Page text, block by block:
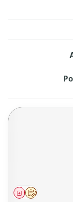
Sur prescription
Médicament